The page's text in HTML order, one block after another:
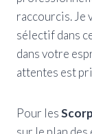
raccourcis. Je
sélectif dans
dans votre
attentes est
Pour les